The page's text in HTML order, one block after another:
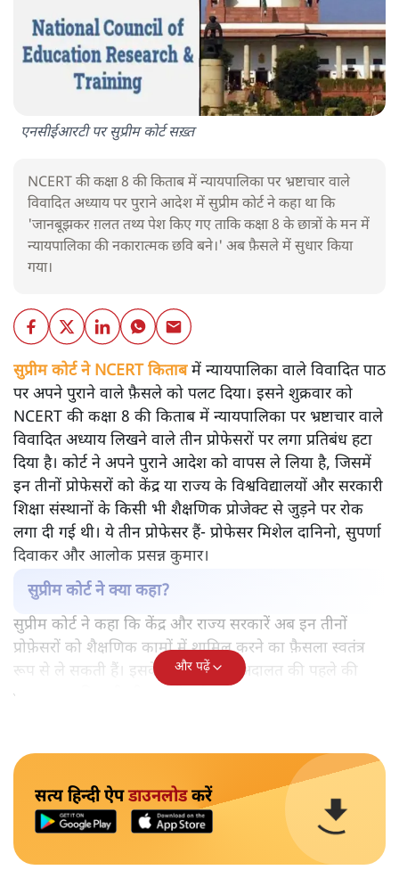
एनसीईआरटी पर सुप्रीम कोर्ट सख़्त
NCERT की कक्षा 8 की किताब में न्यायपालिका पर भ्रष्टाचार वाले
विवादित अध्याय पर पुराने आदेश में सुप्रीम कोर्ट ने कहा था कि
'जानबूझकर ग़लत तथ्य पेश किए गए ताकि कक्षा 8 के छात्रों के मन में
न्यायपालिका की नकारात्मक छवि बने।' अब फ़ैसले में सुधार किया
गया।
सुप्रीम कोर्ट ने NCERT किताबमें न्यायपालिका वाले विवादित पाठ
पर अपने पुराने वाले फ़ैसले को पलट दिया। इसने शुक्रवार को
NCERT की कक्षा 8 की किताब में न्यायपालिका पर भ्रष्टाचार वाले
विवादित अध्याय लिखने वाले तीन प्रोफेसरों पर लगा प्रतिबंध हटा
दिया है। कोर्ट ने अपने पुराने आदेश को वापस ले लिया है, जिसमें
इन तीनों प्रोफेसरों को केंद्र या राज्य के विश्वविद्यालयों और सरकारी
शिक्षा संस्थानों के किसी भी शैक्षणिक प्रोजेक्ट से जुड़ने पर रोक
लगा दी गई थी। ये तीन प्रोफेसर हैं- प्रोफेसर मिशेल दानिनो, सुपर्णा
दिवाकर और आलोक प्रसन्न कुमार।
सुप्रीम कोर्ट ने क्या कहा?
सुप्रीम कोर्ट ने कहा कि केंद्र और राज्य सरकारें अब इन तीनों
प्रोफ़ेसरों को शैक्षणिक कामों में शामिल करने का फ़ैसला स्वतंत्र
रूप से ले सकती हैं। इसके साथ ही शीर्ष अदालत की पहले की
नकारात्मक टिप्पणी भी हटा दी गई।
और पढ़ें
सत्य हिन्दी ऐपडाउनलोडकरें